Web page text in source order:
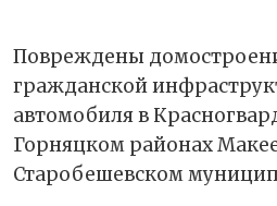
Повреждены
гражданской
автомобиля в
Горняцком районах
Старобешевском